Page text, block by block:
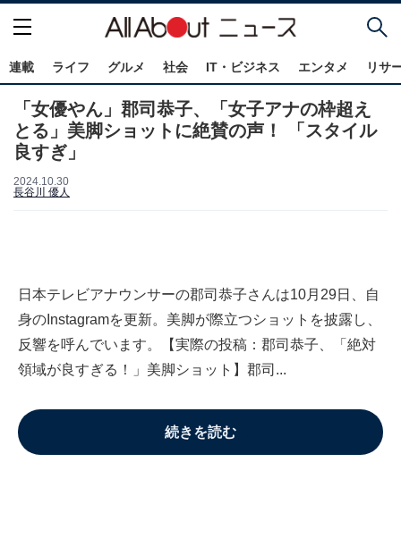
連載 ライフ グルメ 社会 IT・ビジネス エンタメ リサ
「女優やん」郡司恭子、「女子アナの枠超え
とる」美脚ショットに絶賛の声！ 「スタイル
良すぎ」
2024.10.30
長谷川 優人
日本テレビアナウンサーの郡司恭子さんは10月29日、自
身のInstagramを更新。美脚が際立つショットを披露し、
反響を呼んでいます。【実際の投稿：郡司恭子、「絶対
領域が良すぎる！」美脚ショット】郡司...
続きを読む